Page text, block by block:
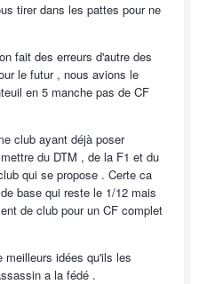
tirer dans les pattes pour ne
fait des erreurs d'autre des
le futur , nous avions le
en 5 manche pas de CF
club ayant déjà poser
du DTM , de la F1 et du
qui se propose . Certe ca
base qui reste le 1/12 mais
de club pour un CF complet
meilleurs idées qu'ils les
a la fédé .